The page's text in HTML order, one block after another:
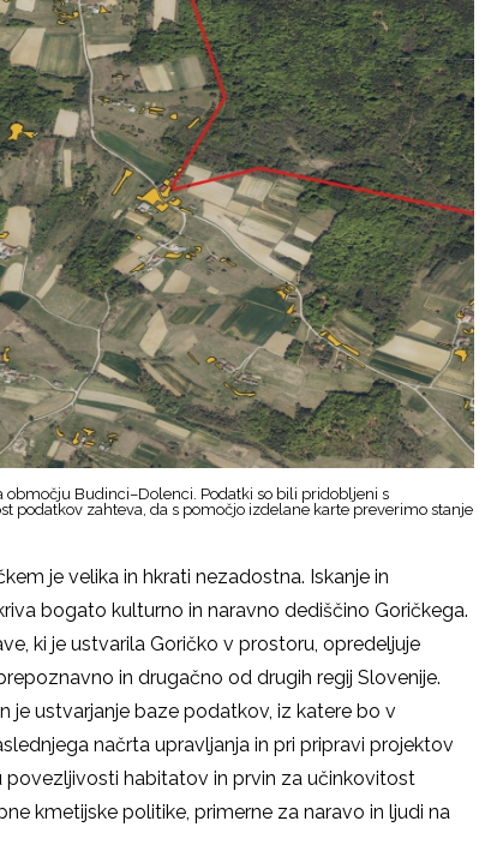
območju Budinci–Dolenci. Podatki so bili pridobljeni s
podatkov zahteva, da s pomočjo izdelane karte preverimo stanje
je velika in hkrati nezadostna. Iskanje in
bogato kulturno in naravno dediščino Goričkega.
ki je ustvarila Goričko v prostoru, opredeljuje
in drugačno od drugih regij Slovenije.
je ustvarjanje baze podatkov, iz katere bo v
načrta upravljanja in pri pripravi projektov
povezljivosti habitatov in prvin za učinkovitost
kmetijske politike, primerne za naravo in ljudi na